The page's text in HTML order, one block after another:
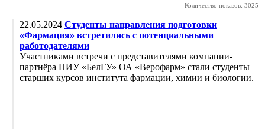
Количество показов: 3025
22.05.2024 Студенты направления подготовки
«Фармация» встретились с потенциальными
работодателями
Участниками встречи с представителями компании-
партнёра НИУ «БелГУ» ОА «Верофарм» стали студенты
старших курсов института фармации, химии и биологии.